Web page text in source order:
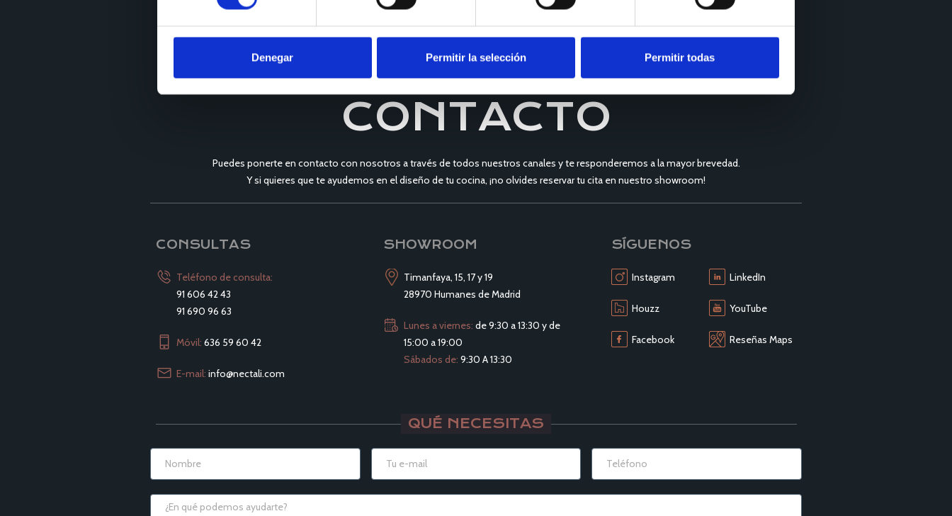
Denegar Permitir la selección Permitir todas
CONTACTO
Puedes ponerte en contacto con nosotros a través de todos nuestros canales y te responderemos a la mayor brevedad.
Y si quieres que te ayudemos en el diseño de tu cocina, ¡no olvides reservar tu cita en nuestro showroom!
CONSULTAS
Teléfono de consulta:
91 606 42 43
91 690 96 63
Móvil: 636 59 60 42
E-mail: info@nectali.com
SHOWROOM
Timanfaya, 15, 17 y 19
28970 Humanes de Madrid
Lunes a viernes:de 9:30 a 13:30 y de
15:00 a 19:00
Sábados de:9:30 A 13:30
SÍGUENOS
Instagram
Houzz
Facebook
LinkedIn
YouTube
Reseñas Maps
QUÉ NECESITAS